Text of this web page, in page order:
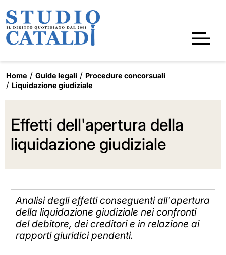
Home Guide legali
Procedure concorsuali
Liquidazione giudiziale
Effetti dell'apertura della
liquidazione giudiziale
Analisi degli effetti conseguenti all'apertura
della liquidazione giudiziale nei confronti
del debitore, dei creditori e in relazione ai
rapporti giuridici pendenti.